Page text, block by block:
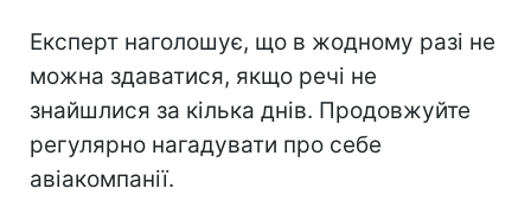
Експерт наголошує, що в жодному разі не
можна здаватися, якщо речі не
знайшлися за кілька днів. Продовжуйте
регулярно нагадувати про себе
авіакомпанії.